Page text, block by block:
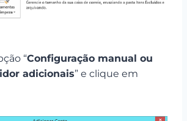
“Configuração manual ou
adicionais” e clique em